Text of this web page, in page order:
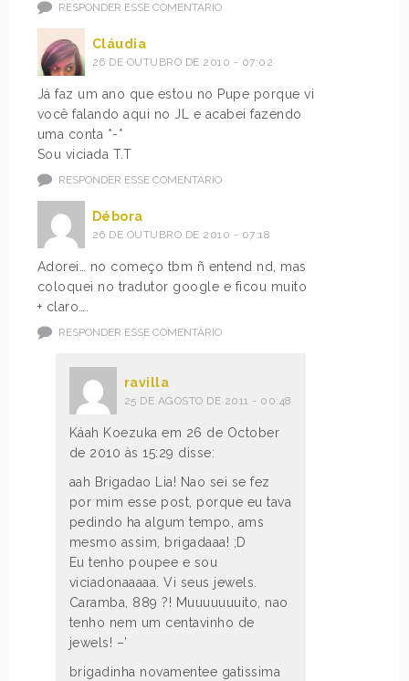
RESPONDER ESSE COMENTÁRIO
Cláudia
26 DE OUTUBRO DE 2010 - 07:02
Já faz um ano que estou no Pupe porque vi
você falando aqui no JL e acabei fazendo
uma conta *-*
Sou viciada T.T
RESPONDER ESSE COMENTÁRIO
Débora
26 DE OUTUBRO DE 2010 - 07:18
Adorei… no começo tbm ñ entend nd, mas
coloquei no tradutor google e ficou muito
+ claro….
RESPONDER ESSE COMENTÁRIO
ravilla
25 DE AGOSTO DE 2011 - 00:48
Káah Koezuka em 26 de October
de 2010 às 15:29 disse:
aah Brigadao Lia! Nao sei se fez
por mim esse post, porque eu tava
pedindo ha algum tempo, ams
mesmo assim, brigadaaa! ;D
Eu tenho poupee e sou
viciadonaaaaa. Vi seus jewels.
Caramba, 889 ?! Muuuuuuuito, nao
tenho nem um centavinho de
jewels! –’
brigadinha novamentee gatissima